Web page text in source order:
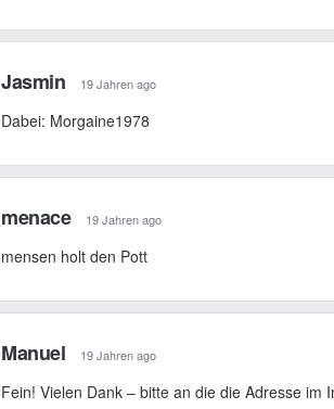
Jasmin 19 Jahren ago
Dabei: Morgaine1978
menace 19 Jahren ago
mensen holt den Pott
Manuel 19 Jahren ago
Fein! Vielen Dank – bitte an die die Adresse im